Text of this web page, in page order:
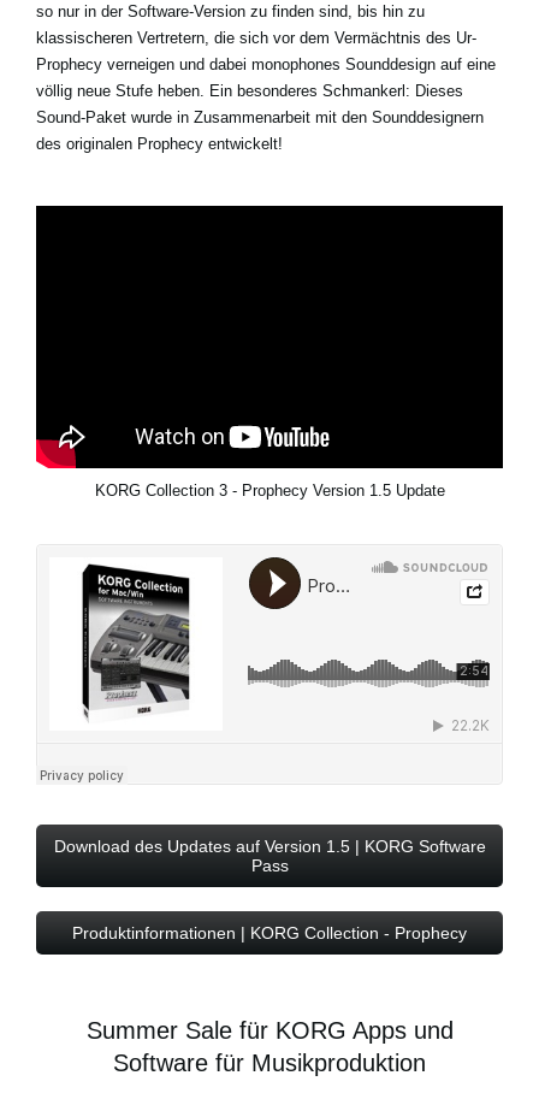
so nur in der Software-Version zu finden sind, bis hin zu
klassischeren Vertretern, die sich vor dem Vermächtnis des Ur-
Prophecy verneigen und dabei monophones Sounddesign auf eine
völlig neue Stufe heben. Ein besonderes Schmankerl: Dieses
Sound-Paket wurde in Zusammenarbeit mit den Sounddesignern
des originalen Prophecy entwickelt!
KORG Collection 3 - Prophecy Version 1.5 Update
Download des Updates auf Version 1.5 | KORG Software
Pass
Produktinformationen | KORG Collection - Prophecy
Summer Sale für KORG Apps und
Software für Musikproduktion